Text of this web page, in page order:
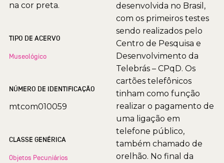
na cor preta.
TIPO DE ACERVO
Museológico
NÚMERO DE IDENTIFICAÇÃO
mtcom010059
CLASSE GENÉRICA
Objetos Pecuniários
desenvolvida no Brasil,
com os primeiros testes
sendo realizados pelo
Centro de Pesquisa e
Desenvolvimento da
Telebrás – CPqD. Os
cartões telefônicos
tinham como função
realizar o pagamento de
uma ligação em
telefone público,
também chamado de
orelhão. No final da